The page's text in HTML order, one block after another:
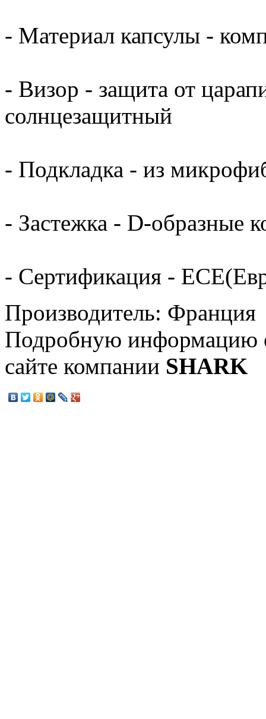
- Материал капсулы -
- Визор - защита от
солнцезащитный
- Подкладка - из
- Застежка - D-образные
- Сертификация -
Производитель: Франция
Подробную информацию
сайте компании SHARK